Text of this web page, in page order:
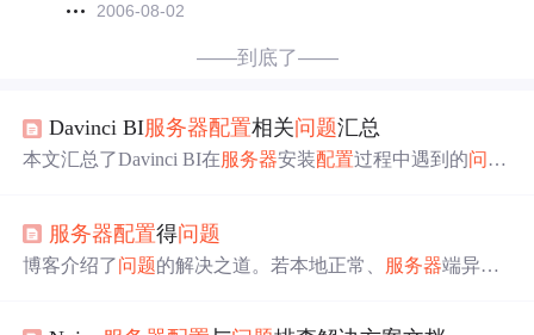
2006-08-02
——到底了——
Davinci BI服务器配置相关问题汇总
本文汇总了Davinci BI在服务器安装配置过程中遇到的问题
相关问题，提供了一系列参考资料。
服务器配置得问题
博客介绍了问题的解决之道。若本地正常、 服务器端异